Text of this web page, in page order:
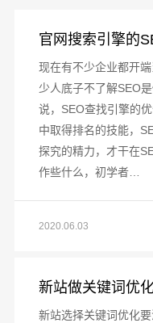
官网搜索引擎的
现在有不少企业都开
少人底子不了解SEO
说，SEO查找引擎的
中取得排名的技能，
探究的精力，才干在
作些什么，初学者…
2020.06.03
新站做关键词优
新站选择关键词优化